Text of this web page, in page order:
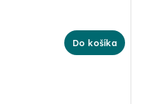
Do košíka